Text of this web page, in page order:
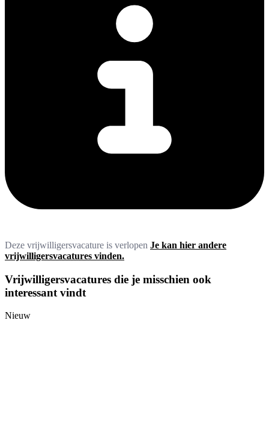
Deze vrijwilligersvacature is verlopen Je kan hier andere
vrijwilligersvacatures vinden.
Vrijwilligersvacatures die je misschien ook
interessant vindt
Nieuw